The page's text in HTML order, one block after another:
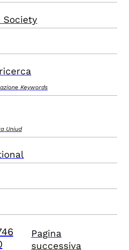
Society
Keywords
Uniud
Pagina
successiva